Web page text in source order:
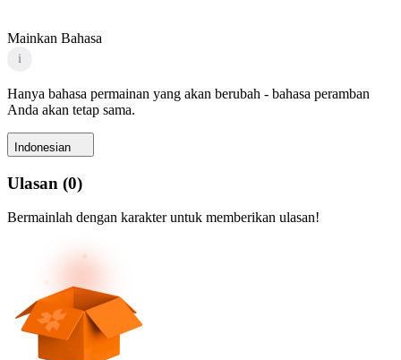
Mainkan Bahasa
i
Hanya bahasa permainan yang akan berubah - bahasa peramban
Anda akan tetap sama.
Indonesian
Ulasan (0)
Bermainlah dengan karakter untuk memberikan ulasan!